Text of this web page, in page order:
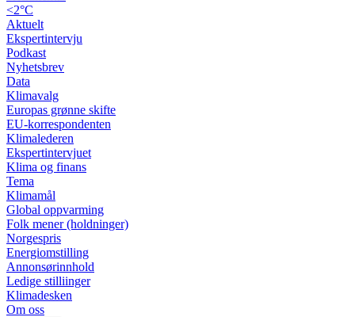
<2°C
Aktuelt
Ekspertintervju
Podkast
Nyhetsbrev
Data
Klimavalg
Europas grønne skifte
EU-korrespondenten
Klimalederen
Ekspertintervjuet
Klima og finans
Tema
Klimamål
Global oppvarming
Folk mener (holdninger)
Norgespris
Energiomstilling
Annonsørinnhold
Ledige stilliinger
Klimadesken
Om oss